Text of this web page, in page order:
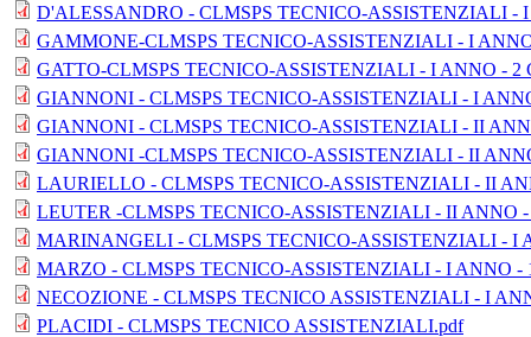
D'ALESSANDRO - CLMSPS TECNICO-ASSISTENZIALI -
GAMMONE-CLMSPS TECNICO-ASSISTENZIALI - I
GATTO-CLMSPS TECNICO-ASSISTENZIALI - I ANNO - 2
GIANNONI - CLMSPS TECNICO-ASSISTENZIALI - I
GIANNONI - CLMSPS TECNICO-ASSISTENZIALI - II
GIANNONI -CLMSPS TECNICO-ASSISTENZIALI - II
LAURIELLO - CLMSPS TECNICO-ASSISTENZIALI - II
LEUTER -CLMSPS TECNICO-ASSISTENZIALI - II ANNO -
MARINANGELI - CLMSPS TECNICO-ASSISTENZIALI - I
MARZO - CLMSPS TECNICO-ASSISTENZIALI - I ANNO -
NECOZIONE - CLMSPS TECNICO ASSISTENZIALI - I
PLACIDI - CLMSPS TECNICO ASSISTENZIALI.pdf